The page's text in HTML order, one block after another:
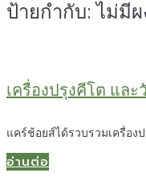
ป้ายกำกับ:ไม่มี
เครื่องปรุงคีโต แล
แคร์ช้อยส์ได้รวบรวมเครื่อง
อ่านต่อ